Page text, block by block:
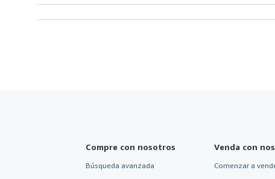
Compre con nosotros
Búsqueda avanzada
Venda con
Comenzar a